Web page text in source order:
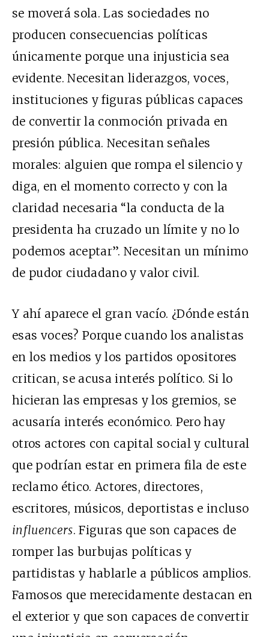
se moverá sola. Las sociedades no
producen consecuencias políticas
únicamente porque una injusticia sea
evidente. Necesitan liderazgos, voces,
instituciones y figuras públicas capaces
de convertir la conmoción privada en
presión pública. Necesitan señales
morales: alguien que rompa el silencio y
diga, en el momento correcto y con la
claridad necesaria “la conducta de la
presidenta ha cruzado un límite y no lo
podemos aceptar”. Necesitan un mínimo
de pudor ciudadano y valor civil.
Y ahí aparece el gran vacío. ¿Dónde están
esas voces? Porque cuando los analistas
en los medios y los partidos opositores
critican, se acusa interés político. Si lo
hicieran las empresas y los gremios, se
acusaría interés económico. Pero hay
otros actores con capital social y cultural
que podrían estar en primera fila de este
reclamo ético. Actores, directores,
escritores, músicos, deportistas e incluso
influencers. Figuras que son capaces de
romper las burbujas políticas y
partidistas y hablarle a públicos amplios.
Famosos que merecidamente destacan en
el exterior y que son capaces de convertir